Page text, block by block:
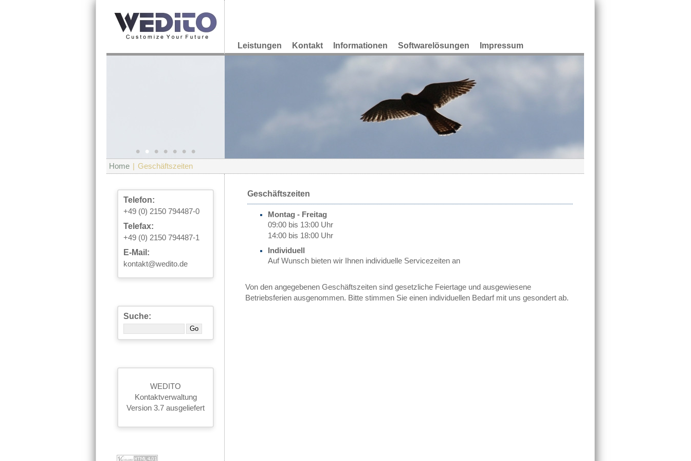
Leistungen Kontakt Informationen Softwarelösungen Impressum
• • • • • • •
Home Geschäftszeiten
Telefon:
+49 (0) 2150 794487-0
Telefax:
+49 (0) 2150 794487-1
E-Mail:
kontakt@wedito.de
Suche:
WEDITO
Kontaktverwaltung
Version 3.7 ausgeliefert
Geschäftszeiten
Montag - Freitag
09:00 bis 13:00 Uhr
14:00 bis 18:00 Uhr
Individuell
Auf Wunsch bieten wir Ihnen individuelle Servicezeiten an
Von den angegebenen Geschäftszeiten sind gesetzliche Feiertage und ausgewiesene
Betriebsferien ausgenommen. Bitte stimmen Sie einen individuellen Bedarf mit uns gesondert ab.